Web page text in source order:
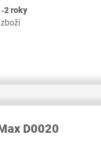
roky
D0020